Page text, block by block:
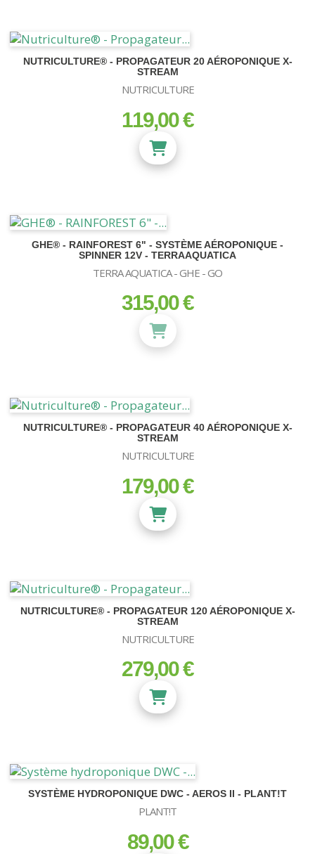
NUTRICULTURE® - PROPAGATEUR 20 AÉROPONIQUE X-
STREAM
NUTRICULTURE
prix
119,00 €
GHE® - RAINFOREST 6" - SYSTÈME AÉROPONIQUE -
SPINNER 12V - TERRAAQUATICA
TERRA AQUATICA - GHE - GO
prix
315,00 €
NUTRICULTURE® - PROPAGATEUR 40 AÉROPONIQUE X-
STREAM
NUTRICULTURE
prix
179,00 €
NUTRICULTURE® - PROPAGATEUR 120 AÉROPONIQUE X-
STREAM
NUTRICULTURE
prix
279,00 €
SYSTÈME HYDROPONIQUE DWC - AEROS II - PLANT!T
PLANT!T
prix
89,00 €